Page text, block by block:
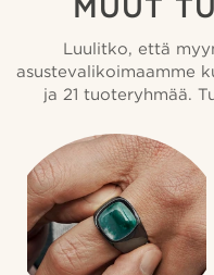
MUUT
Luulitko, että
asustevalikoimaamme
ja 21 tuoteryhmää.